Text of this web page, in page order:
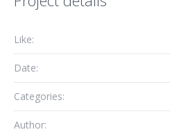
Like:
Date:
Categories:
Author: